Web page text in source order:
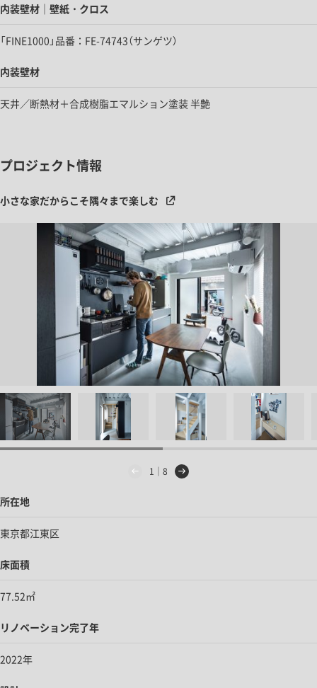
内装壁材｜壁紙・クロス
「FINE1000」品番：FE-74743（サンゲツ）
内装壁材
天井／断熱材＋合成樹脂エマルション塗装 半艶
プロジェクト情報
小さな家だからこそ隅々まで楽しむ
1｜8
所在地
東京都江東区
床面積
77.52㎡
リノベーション完了年
2022年